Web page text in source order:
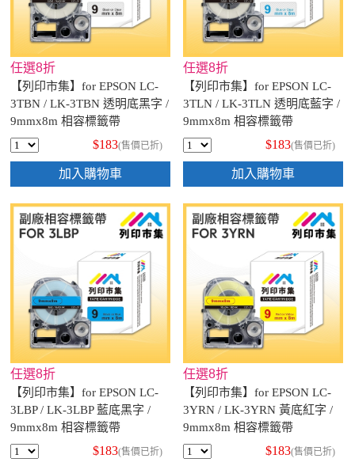
任選8折
【列印市集】for EPSON LC-
3TBN / LK-3TBN 透明底黑字 /
9mmx8m 相容標籤帶
$183(售價已折)
加入購物車
任選8折
【列印市集】for EPSON LC-
3TLN / LK-3TLN 透明底藍字 /
9mmx8m 相容標籤帶
$183(售價已折)
加入購物車
任選8折
【列印市集】for EPSON LC-
3LBP / LK-3LBP 藍底黑字 /
9mmx8m 相容標籤帶
$183(售價已折)
任選8折
【列印市集】for EPSON LC-
3YRN / LK-3YRN 黃底紅字 /
9mmx8m 相容標籤帶
$183(售價已折)